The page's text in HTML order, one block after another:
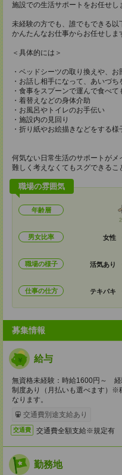
施設での生活サポートをお任せし
未経験の方でも、誰でもできる以
かんたんなお仕事からお任せしま
＜具体的には＞
・ベッドシーツの取り換えや、
・お話し相手になって、あいづち
・食事をスプーンで運んで食べて
・着替えなどの身体介助
・お風呂やトイレのお手伝い
・施設内の見回り
・折り紙やお絵描きなどをする様
何気ない日常生活のサポートがメ
難しく考えなくてもスグできるこ
職場の雰囲気
年齢層
男女比率 女性
職場の様子 活気あり
仕事の仕方 テキパキ
募集情報
給与
無資格未経験：時給1600円～
制度あり（月払いも選べます）※
なります。
交通費別途支給あり
交通費 交通費全額支給※規定有
勤務地